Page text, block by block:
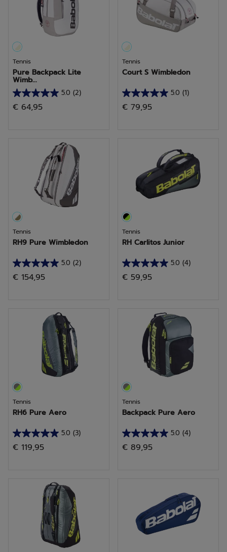
Tennis
Pure Backpack Lite
Wimb...
5.0 (2)
5.0
su
recensioni
€ 64,95
Tennis
Court S Wimbledon
5.0 (1)
5.0
su
recensione
€ 79,95
Tennis
RH9 Pure Wimbledon
5.0 (2)
5.0
su
recensioni
€ 154,95
Tennis
RH Carlitos Junior
5.0 (4)
5.0
su
recensioni
€ 59,95
Tennis
RH6 Pure Aero
5.0 (3)
5.0
su
recensioni
€ 119,95
Tennis
Backpack Pure Aero
5.0 (4)
5.0
su
recensioni
€ 89,95